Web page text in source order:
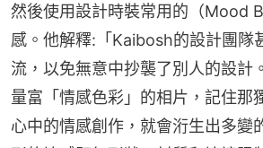
然後使用設計時裝常用的（Mood
感。他解釋:「Kaibosh的設計團隊
流，以免無意中抄襲了別人的設計
量富「情感色彩」的相片，記住那
心中的情感創作，就會洐生出多變